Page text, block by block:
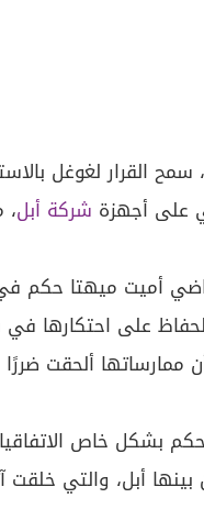
سمح القرار لغوغل
على أجهزة شركة أبل
على احتكارها
ممارساتها ألحقت
بشكل خاص
أبل، والتي